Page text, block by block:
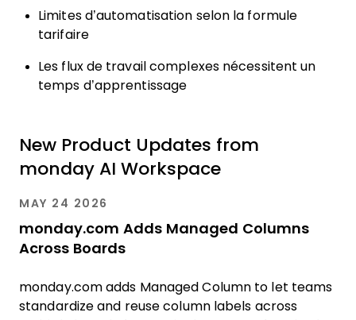
Limites d’automatisation selon la formule
tarifaire
Les flux de travail complexes nécessitent un
temps d’apprentissage
New Product Updates from
monday AI Workspace
MAY 24 2026
monday.com Adds Managed Columns
Across Boards
monday.com adds Managed Column to let teams
standardize and reuse column labels across